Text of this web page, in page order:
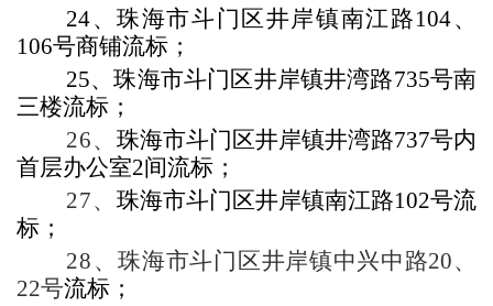
24、珠海市斗门区井岸镇南江路104、
106号商铺流标；
25、珠海市斗门区井岸镇井湾路735号南
三楼流标；
26、 珠海市斗门区井岸镇井湾路737号内
首层办公室2间流标；
27、 珠海市斗门区井岸镇南江路102号流
标；
28 、珠海市斗门区井岸镇中兴中路20、
22号流标；